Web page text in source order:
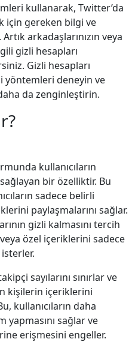
kullanarak, Twitter’da
için gereken bilgi ve
arkadaşlarınızın veya
gizli hesapları
Gizli hesapları
yöntemleri deneyin ve
da zenginleştirin.
kullanıcıların
bir özelliktir. Bu
sadece belirli
paylaşmalarını sağlar.
gizli kalmasını tercih
özel içeriklerini sadece
sayılarını sınırlar ve
kişilerin içeriklerini
kullanıcıların daha
yapmasını sağlar ve
erişmesini engeller.